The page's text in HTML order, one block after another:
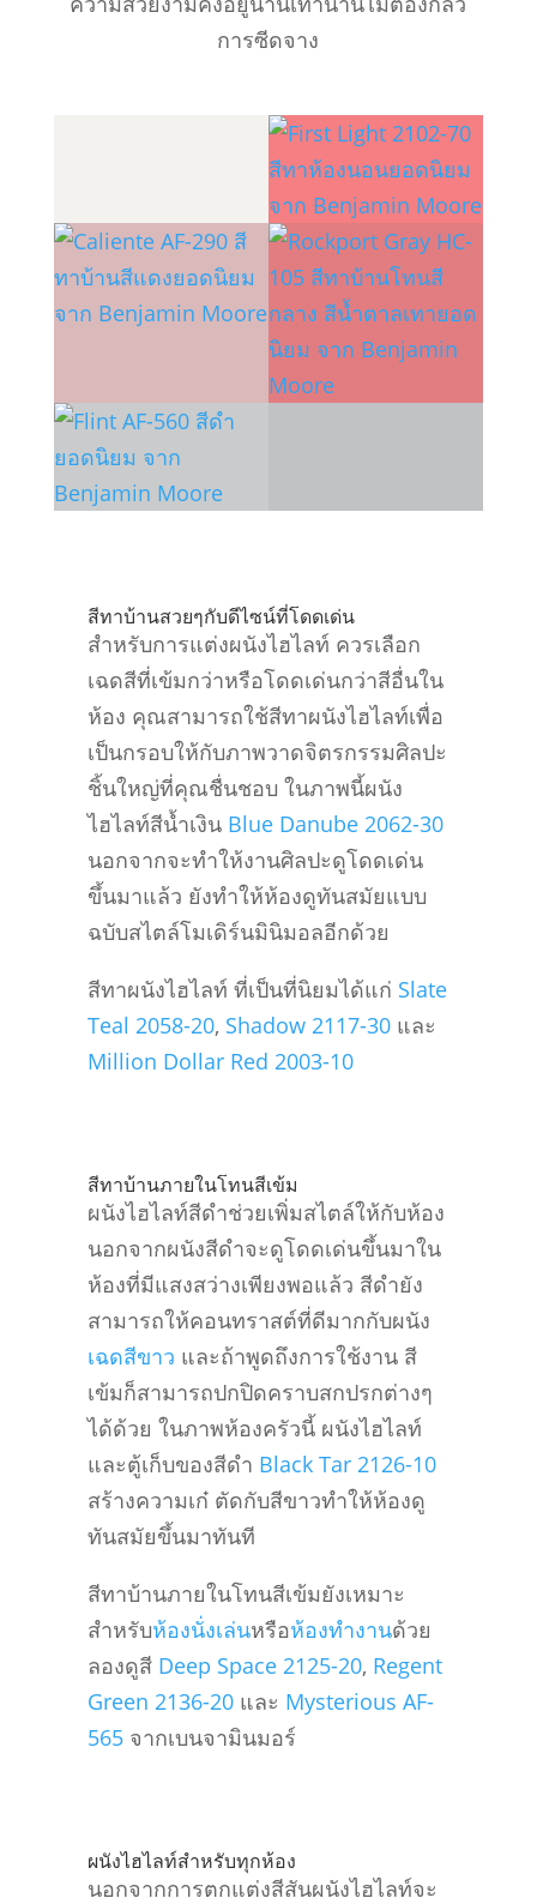
การซีดจาง
สีทาบ้านสวยๆกับดีไซน์ที่โดดเด่น
สำหรับการแต่งผนังไฮไลท์ ควรเลือก
เฉดสีที่เข้มกว่าหรือโดดเด่นกว่าสีอื่นใน
ห้อง คุณสามารถใช้สีทาผนังไฮไลท์เพื่อ
เป็นกรอบให้กับภาพวาดจิตรกรรมศิลปะ
ชิ้นใหญ่ที่คุณชื่นชอบ ในภาพนี้ผนัง
ไฮไลท์สีน้ำเงิน Blue Danube 2062-30
นอกจากจะทำให้งานศิลปะดูโดดเด่น
ขึ้นมาแล้ว ยังทำให้ห้องดูทันสมัยแบบ
ฉบับสไตล์โมเดิร์นมินิมอลอีกด้วย
สีทาผนังไฮไลท์ ที่เป็นที่นิยมได้แก่ Slate
Teal 2058-20, Shadow 2117-30 และ
Million Dollar Red 2003-10
สีทาบ้านภายในโทนสีเข้ม
ผนังไฮไลท์สีดำช่วยเพิ่มสไตล์ให้กับห้อง
นอกจากผนังสีดำจะดูโดดเด่นขึ้นมาใน
ห้องที่มีแสงสว่างเพียงพอแล้ว สีดำยัง
สามารถให้คอนทราสต์ที่ดีมากกับผนัง
เฉดสีขาว และถ้าพูดถึงการใช้งาน สี
เข้มก็สามารถปกปิดคราบสกปรกต่างๆ
ได้ด้วย ในภาพห้องครัวนี้ ผนังไฮไลท์
และตู้เก็บของสีดำ Black Tar 2126-10
สร้างความเก๋ ตัดกับสีขาวทำให้ห้องดู
ทันสมัยขึ้นมาทันที
สีทาบ้านภายในโทนสีเข้มยังเหมาะ
สำหรับห้องนั่งเล่นหรือห้องทำงานด้วย
ลองดูสี Deep Space 2125-20, Regent
Green 2136-20 และ Mysterious AF-
565 จากเบนจามินมอร์
ผนังไฮไลท์สำหรับทุกห้อง
นอกจากการตกแต่งสีสันผนังไฮไลท์จะ